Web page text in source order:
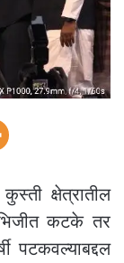
क्षेत्रातील
कटके तर
पटकवल्याबद्दल